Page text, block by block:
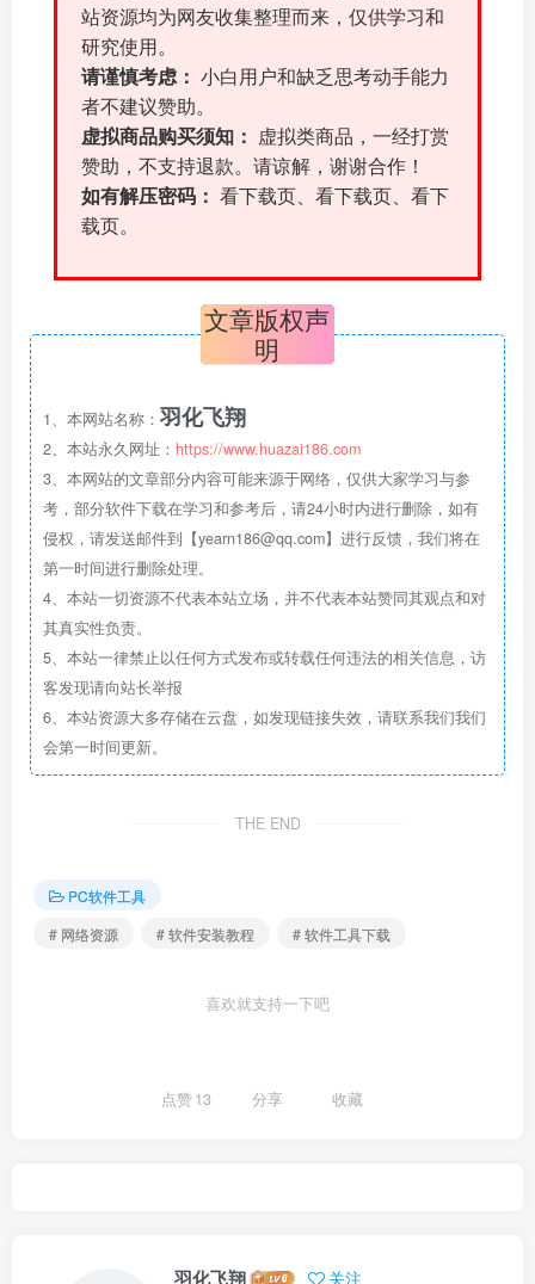
站资源均为网友收集整理而来，仅供学习和
研究使用。
请谨慎考虑： 小白用户和缺乏思考动手能力
者不建议赞助。
虚拟商品购买须知：
虚拟类商品，一经打赏
赞助，不支持退款。请谅解，谢谢合作！
如有解压密码： 看下载页、看下载页、看下
载页。
文章版权声
明
1、本网站名称： 羽化飞翔
2、本站永久网址： https://www.huazai186.com
3、本网站的文章部分内容可能来源于网络，仅供大家学习与参
考，部分软件下载在学习和参考后，请24小时内进行删除，如有
侵权，请发送邮件到【yearn186@qq.com】进行反馈，我们将在
第一时间进行删除处理。
4、本站一切资源不代表本站立场，并不代表本站赞同其观点和对
其真实性负责。
5、本站一律禁止以任何方式发布或转载任何违法的相关信息，访
客发现请向站长举报
6、本站资源大多存储在云盘，如发现链接失效，请联系我们我们
会第一时间更新。
THE END
PC软件工具
# 网络资源
# 软件安装教程 # 软件工具下载
喜欢就支持一下吧
点赞13 分享 收藏
羽化飞翔 关注